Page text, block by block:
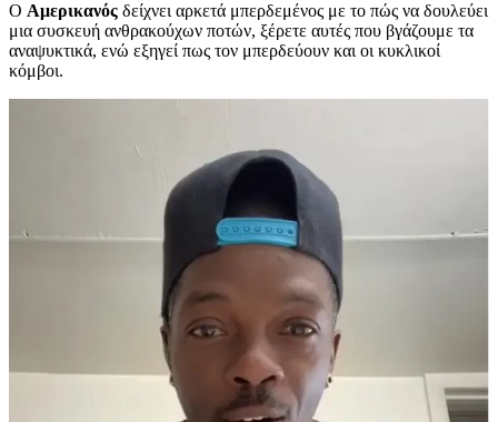
Ο Αμερικανός δείχνει αρκετά μπερδεμένος με το πώς να δουλεύει
μια συσκευή ανθρακούχων ποτών, ξέρετε αυτές που βγάζουμε τα
αναψυκτικά, ενώ εξηγεί πως τον μπερδεύουν και οι κυκλικοί
κόμβοι.